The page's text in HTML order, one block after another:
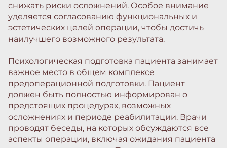
снижать риски осложнений. Особое внимание
уделяется согласованию функциональных и
эстетических целей операции, чтобы достичь
наилучшего возможного результата.
Психологическая подготовка пациента занимает
важное место в общем комплексе
предоперационной подготовки. Пациент
должен быть полностью информирован о
предстоящих процедурах, возможных
осложнениях и периоде реабилитации. Врачи
проводят беседы, на которых обсуждаются все
аспекты операции, включая ожидания пациента